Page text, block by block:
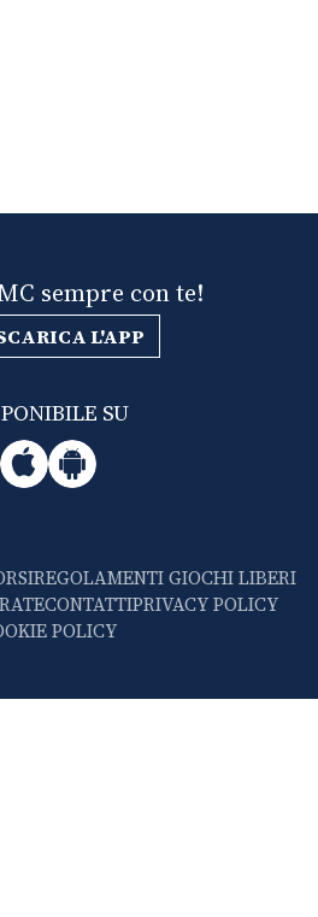
sempre con te!
L'APP
SU
REGOLAMENTI GIOCHI LIBERI
CONTATTIPRIVACY POLICY
POLICY